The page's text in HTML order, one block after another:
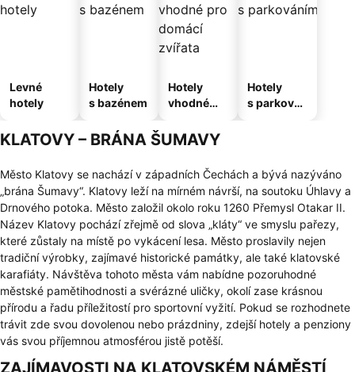
Levné
hotely
Hotely
s bazénem
Hotely
vhodné
domácí
Hotely
s parkován
KLATOVY – BRÁNA ŠUMAVY
Město Klatovy se nachází v západních Čechách a bývá nazýváno
„brána Šumavy“. Klatovy leží na mírném návrší, na soutoku Úhlavy a
Drnového potoka. Město založil okolo roku 1260 Přemysl Otakar II.
Název Klatovy pochází zřejmě od slova „kláty“ ve smyslu pařezy,
které zůstaly na místě po vykácení lesa. Město proslavily nejen
tradiční výrobky, zajímavé historické památky, ale také klatovské
karafiáty. Návštěva tohoto města vám nabídne pozoruhodné
městské pamětihodnosti a svérázné uličky, okolí zase krásnou
přírodu a řadu příležitostí pro sportovní vyžití. Pokud se rozhodnete
trávit zde svou dovolenou nebo prázdniny, zdejší hotely a penziony
vás svou příjemnou atmosférou jistě potěší.
ZAJÍMAVOSTI NA KLATOVSKÉM NÁMĚSTÍ